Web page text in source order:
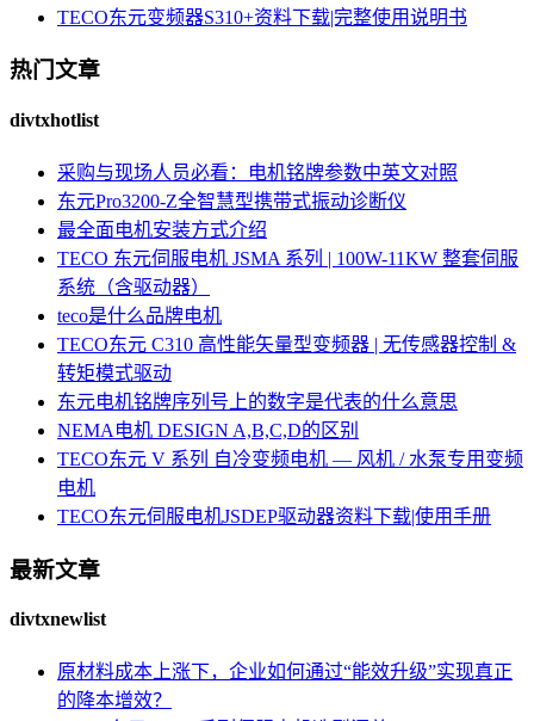
TECO东元变频器S310+资料下载|完整使用说明书
热门文章
divtxhotlist
采购与现场人员必看：电机铭牌参数中英文对照
东元Pro3200-Z全智慧型携带式振动诊断仪
最全面电机安装方式介绍
TECO 东元伺服电机 JSMA 系列 | 100W-11KW 整套伺服
系统（含驱动器）
teco是什么品牌电机
TECO东元 C310 高性能矢量型变频器 | 无传感器控制 &
转矩模式驱动
东元电机铭牌序列号上的数字是代表的什么意思
NEMA电机 DESIGN A,B,C,D的区别
TECO东元 V 系列 自冷变频电机 — 风机 / 水泵专用变频
电机
TECO东元伺服电机JSDEP驱动器资料下载|使用手册
最新文章
divtxnewlist
原材料成本上涨下，企业如何通过“能效升级”实现真正
的降本增效？